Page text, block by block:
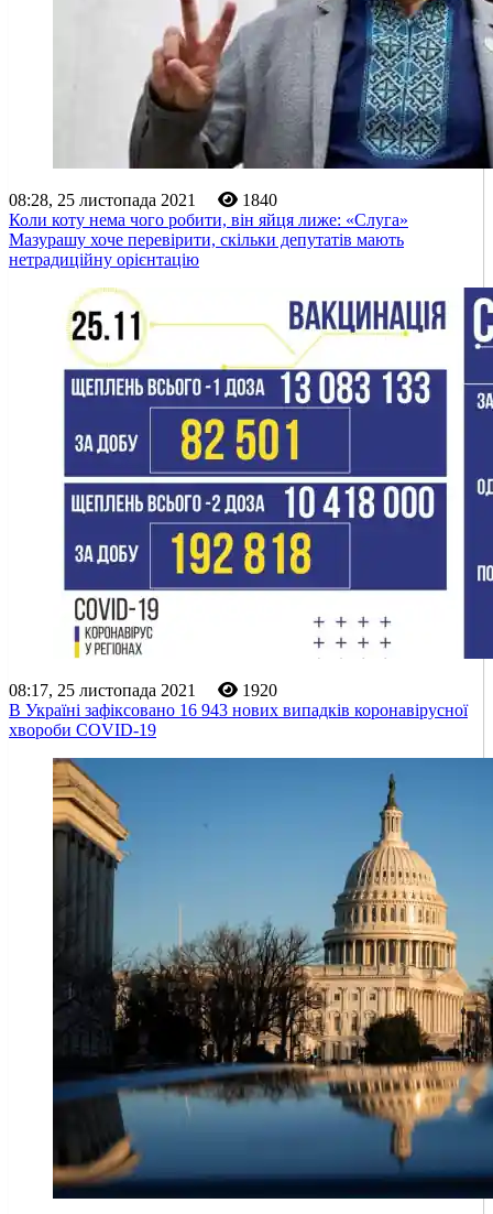
08:28, 25 листопада 2021
1840
Коли коту нема чого робити, він яйця лиже: «Слуга»
Мазурашу хоче перевірити, скільки депутатів мають
нетрадиційну орієнтацію
08:17, 25 листопада 2021
1920
В Україні зафіксовано 16 943 нових випадків коронавірусної
хвороби COVID-19